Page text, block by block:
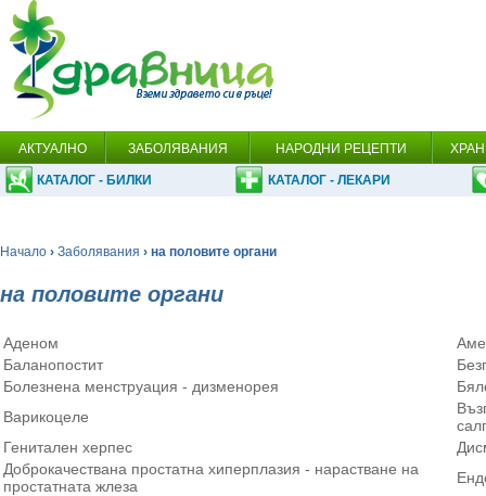
АКТУАЛНО ЗАБОЛЯВАНИЯ НАРОДНИ РЕЦЕПТИ
КАТАЛОГ - БИЛКИ КАТАЛОГ - ЛЕКАРИ
Начало › Заболявания › на половите органи
на половите органи
Аденом
Баланопостит
Болезнена менструация - дизменорея
Варикоцеле
Генитален херпес
Доброкачествана простатна хиперплазия - нарастване на
простатната жлеза